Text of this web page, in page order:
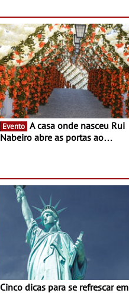
Evento
Nabeiro abre as portas ao
Cinco dicas para se refrescar em